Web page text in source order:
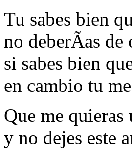
Tu sabes bien
no deberÃ­as de
si sabes bien
en cambio tu
Que me
y no dejes este